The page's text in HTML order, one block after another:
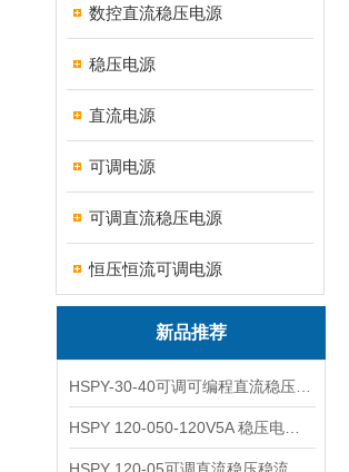
数控直流稳压电源
稳压电源
直流电源
可调电源
可调直流稳压电源
恒压恒流可调电源
新品推荐